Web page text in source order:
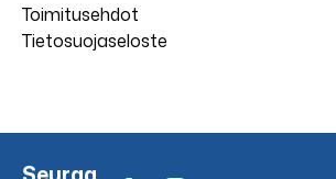
Toimitusehdot
Tietosuojaseloste